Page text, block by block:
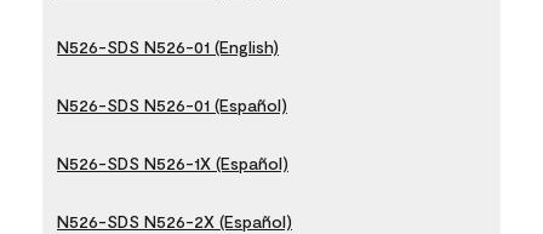
N526-SDS N526-01 (English)
N526-SDS N526-01 (Español)
N526-SDS N526-1X (Español)
N526-SDS N526-2X (Español)